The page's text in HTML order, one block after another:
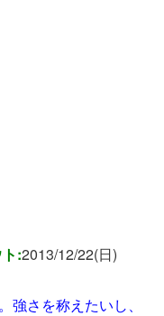
:2013/12/22(日)
強さを称えたいし、